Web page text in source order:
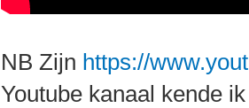
NB Zijn https://
Youtube kanaal kende